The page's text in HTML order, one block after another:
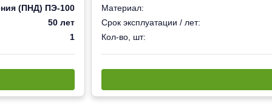
(ПНД) ПЭ-100
50 лет
1
Материал:
Срок эксплуатации / лет:
Кол-во, шт: